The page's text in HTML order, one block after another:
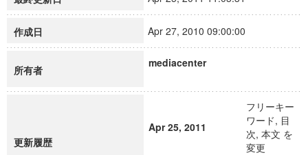
作成日 Apr 27, 2010 09:00:00
所有者
mediacenter
更新履歴
Apr 25, 2011
フリーキー
ワード, 目
次, 本文 を
変更